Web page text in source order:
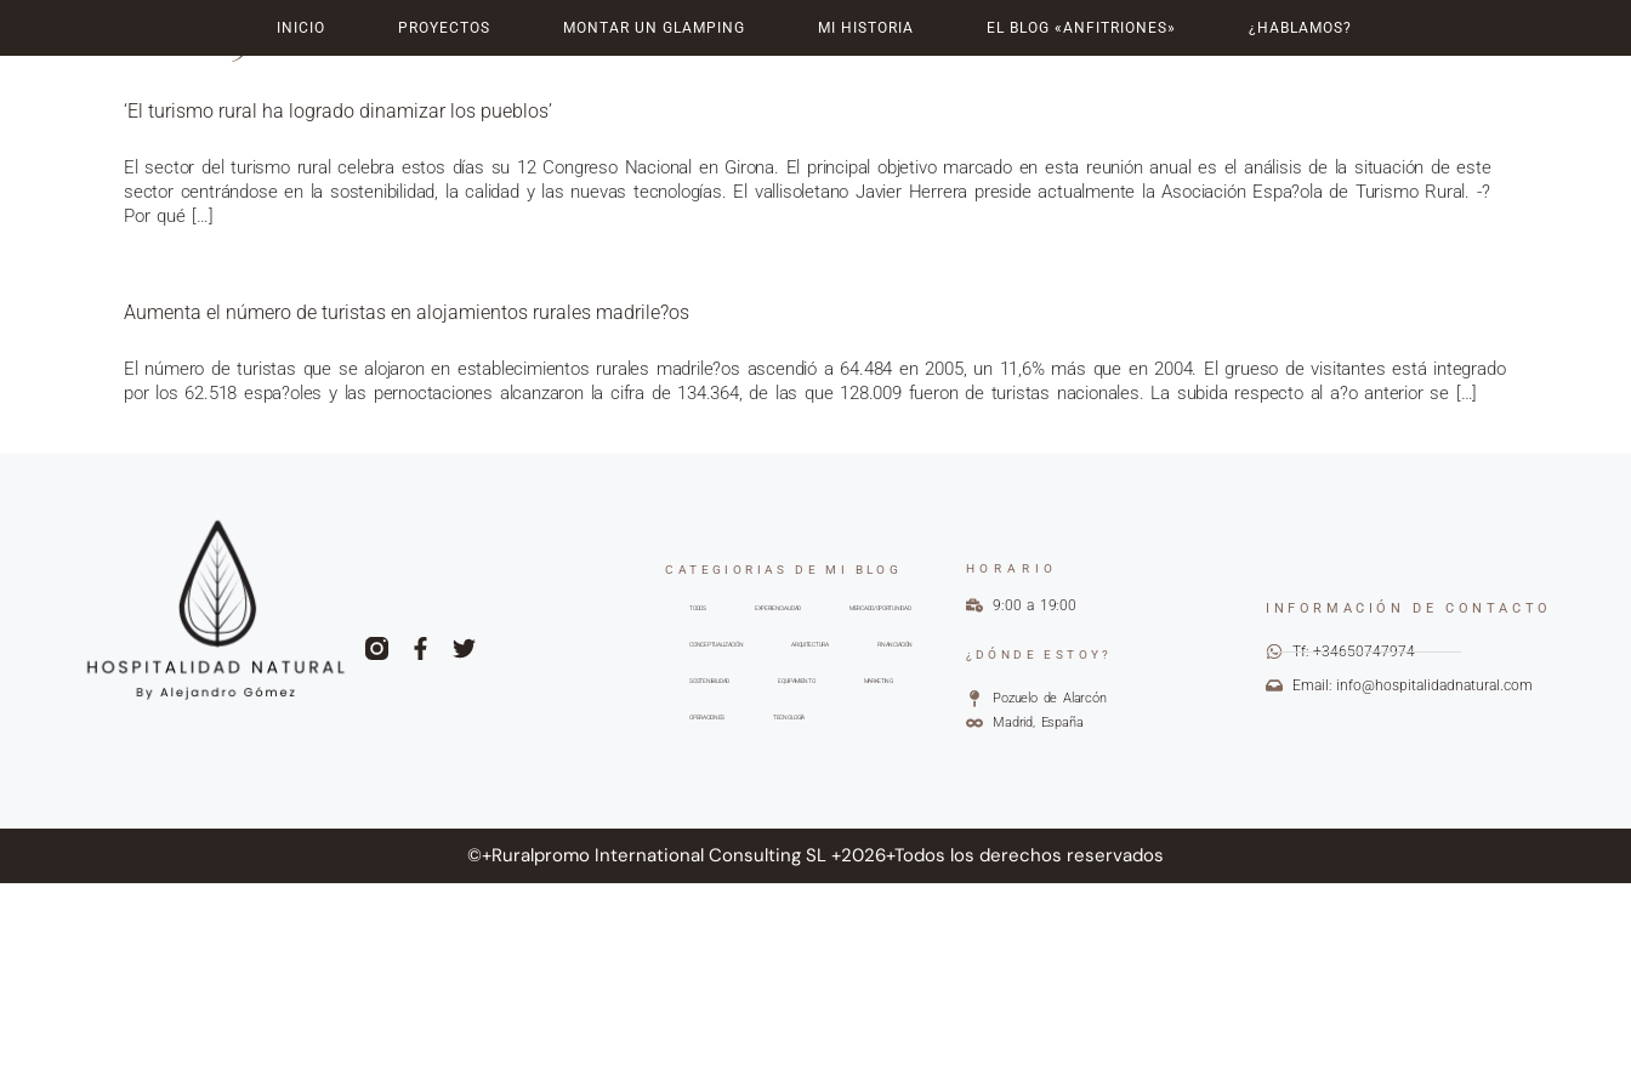
INICIO PROYECTOS MONTAR UN GLAMPING MI HISTORIA EL BLOG «ANFITRIONES» ¿HABLAMOS?
31 DE MAYO DE 2006
‘El turismo rural ha logrado dinamizar los pueblos’
El sector del turismo rural celebra estos días su 12 Congreso Nacional en Girona. El principal objetivo marcado en esta reunión anual es el análisis de la situación de este
sector centrándose en la sostenibilidad, la calidad y las nuevas tecnologías. El vallisoletano Javier Herrera preside actualmente la Asociación Espa?ola de Turismo Rural. -?
Por qué […]
Aumenta el número de turistas en alojamientos rurales madrile?os
El número de turistas que se alojaron en establecimientos rurales madrile?os ascendió a 64.484 en 2005, un 11,6% más que en 2004. El grueso de visitantes está integrado
por los 62.518 espa?oles y las pernoctaciones alcanzaron la cifra de 134.364, de las que 128.009 fueron de turistas nacionales. La subida respecto al a?o anterior se […]
CATEGIORIAS DE MI BLOG
TODOS EXPERIENCIALIDAD MERCADO/OPORTUNIDAD
CONCEPTUALIZACIÓN ARQUITECTURA FINANCIACIÓN
SOSTENIBILIDAD EQUIPAMIENTO MARKETING
OPERACIONES TECNOLOGÍA
HORARIO
9:00 a 19:00
¿DÓNDE ESTOY?
Pozuelo de Alarcón
Madrid, España
INFORMACIÓN DE CONTACTO
Tf: +34650747974
Email: info@hospitalidadnatural.com
©+Ruralpromo International Consulting SL +2026+Todos los derechos reservados